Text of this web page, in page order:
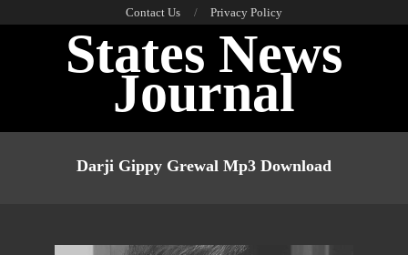
Contact Us Privacy Policy
States News
Journal
Darji Gippy Grewal Mp3 Download